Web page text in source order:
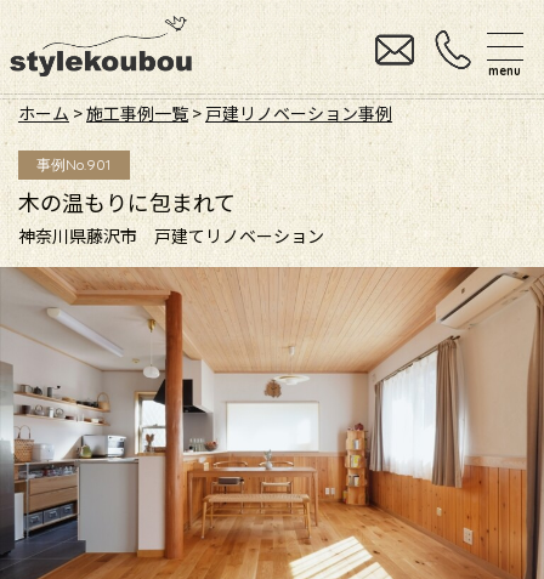
menu
ホーム >施工事例一覧> 戸建リノベーション事例
事例No.901
木の温もりに包まれて
神奈川県藤沢市 戸建てリノベーション